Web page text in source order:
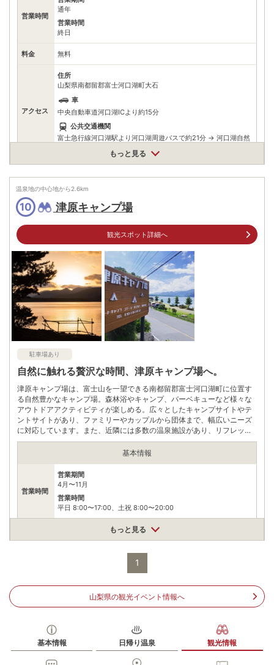
営業時間
通年
営業時間
終日
料金 無料
アクセス
住所
山梨県南都留郡富士河口湖町大石
車
中央自動車道河口湖ICより約15分
公共交通機関
富士急行線河口湖駅より河口湖周遊バスで約21分 → 河口湖自然
電話番号
※ 掲載情報は変更になる場合があります。最新の内容はご利用前にご自身でお
問合せください。
※ 料金情報は税込・税抜表記が混ざっております。正しい金額はご利用前にご
自身でお問合せください。
もっと見る
温泉地の中心地から2.6km
10 津原キャンプ場
観光スポット詳細へ
駐車場あり
自然に触れる贅沢な時間、津原キャンプ場へ。
津原キャンプ場は、富士山を一望できる南都留郡富士河口湖町に位置す
る自然豊かなキャンプ場。森林浴やキャンプ、バーベキューなど様々な
アウトドアアクティビティが楽しめる。広々としたキャンプサイトやテ
ントサイトがあり、ファミリーやカップルから団体まで、幅広いニーズ
に対応しています。また、近隣には多数の温泉施設があり、リフレッシ
ュすることが可能。
基本情報
営業時間
営業期間
4月〜11月
営業時間
平日 8:00〜17:00、土祝 8:00〜20:00
宿泊 大人1500 小中学生1000 幼児無料
山梨県南都留郡富士河口湖町西湖2299
中央道「河口湖IC」から車で約20分
駐車場 無料（30台）
電話番号
※ 掲載情報は変更になる場合があります。最新の内容はご利用前にご自身でお
問合せください。
もっと見る
1
山梨県の観光イベント情報へ
基本情報 日帰り温泉 観光情報